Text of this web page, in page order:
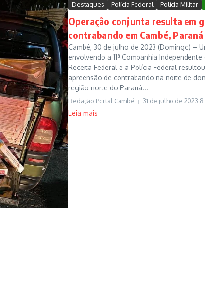
Destaques Polícia Federal Polícia Militar
Operação conjunta resulta em
contrabando em Cambé, Paraná
Cambé, 30 de julho de 2023 (Domingo) –
envolvendo a 11ª Companhia
Receita Federal e a Polícia Federal
apreensão de contrabando na noite de
região norte do Paraná...
Redação Portal Cambé 31 de julho de 2023
Leia mais